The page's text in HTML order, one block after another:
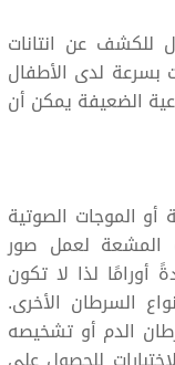
للكشف عن انتانات
بسرعة لدى الأطفال
الضعيفة يمكن أن
أو الموجات الصوتية
المشعة لعمل صور
لذا لا تكون
السرطان الأخرى.
الدم أو تشخيصه